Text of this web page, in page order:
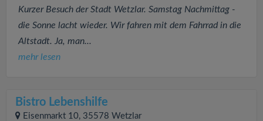
Kurzer Besuch der Stadt Wetzlar. Samstag Nachmittag -
die Sonne lacht wieder. Wir fahren mit dem Fahrrad in die
Altstadt. Ja, man...
mehr lesen
Bistro Lebenshilfe
Eisenmarkt 10, 35578 Wetzlar